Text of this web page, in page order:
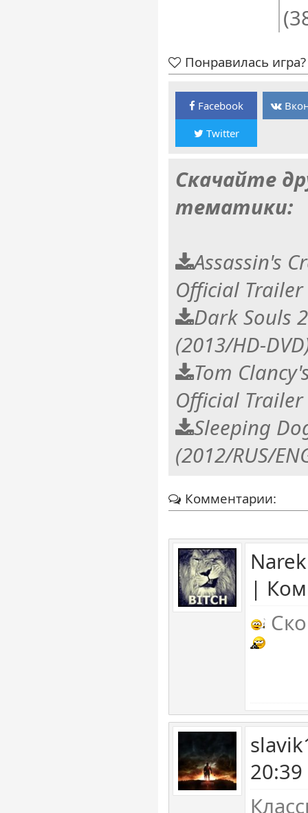
Понравилась
Facebook
Twitter
Скачайте
тематики:
Assassin's
Official Trailer
Dark Souls
(2013/HD-
Tom
Official Trailer
Sleeping
(2012/RUS/
Комментарии:
|